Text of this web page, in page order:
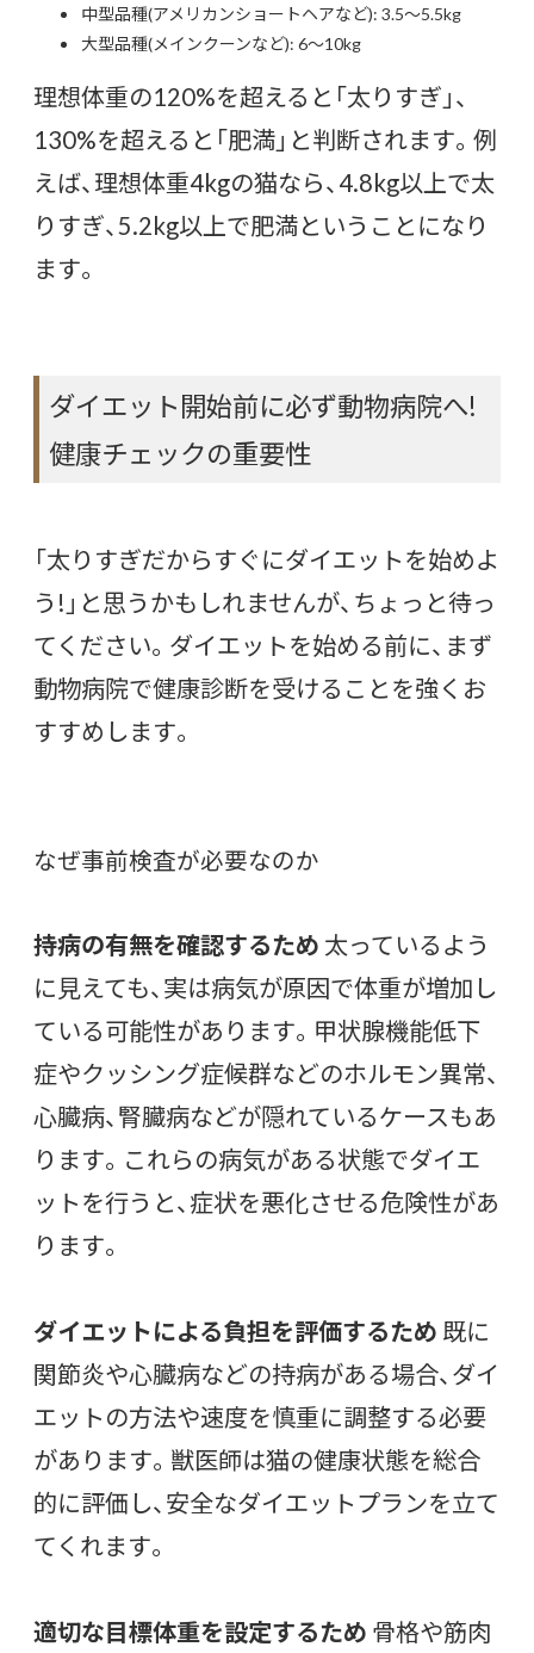
中型品種(アメリカンショートヘアなど): 3.5〜5.5kg
大型品種(メインクーンなど): 6〜10kg
理想体重の120%を超えると「太りすぎ」、
130%を超えると「肥満」と判断されます。例
えば、理想体重4kgの猫なら、4.8kg以上で太
りすぎ、5.2kg以上で肥満ということになり
ます。
ダイエット開始前に必ず動物病院へ!
健康チェックの重要性
「太りすぎだからすぐにダイエットを始めよ
う!」と思うかもしれませんが、ちょっと待っ
てください。ダイエットを始める前に、まず
動物病院で健康診断を受けることを強くお
すすめします。
なぜ事前検査が必要なのか
持病の有無を確認するため 太っているよう
に見えても、実は病気が原因で体重が増加し
ている可能性があります。甲状腺機能低下
症やクッシング症候群などのホルモン異常、
心臓病、腎臓病などが隠れているケースもあ
ります。これらの病気がある状態でダイエ
ットを行うと、症状を悪化させる危険性があ
ります。
ダイエットによる負担を評価するため 既に
関節炎や心臓病などの持病がある場合、ダイ
エットの方法や速度を慎重に調整する必要
があります。獣医師は猫の健康状態を総合
的に評価し、安全なダイエットプランを立て
てくれます。
適切な目標体重を設定するため 骨格や筋肉